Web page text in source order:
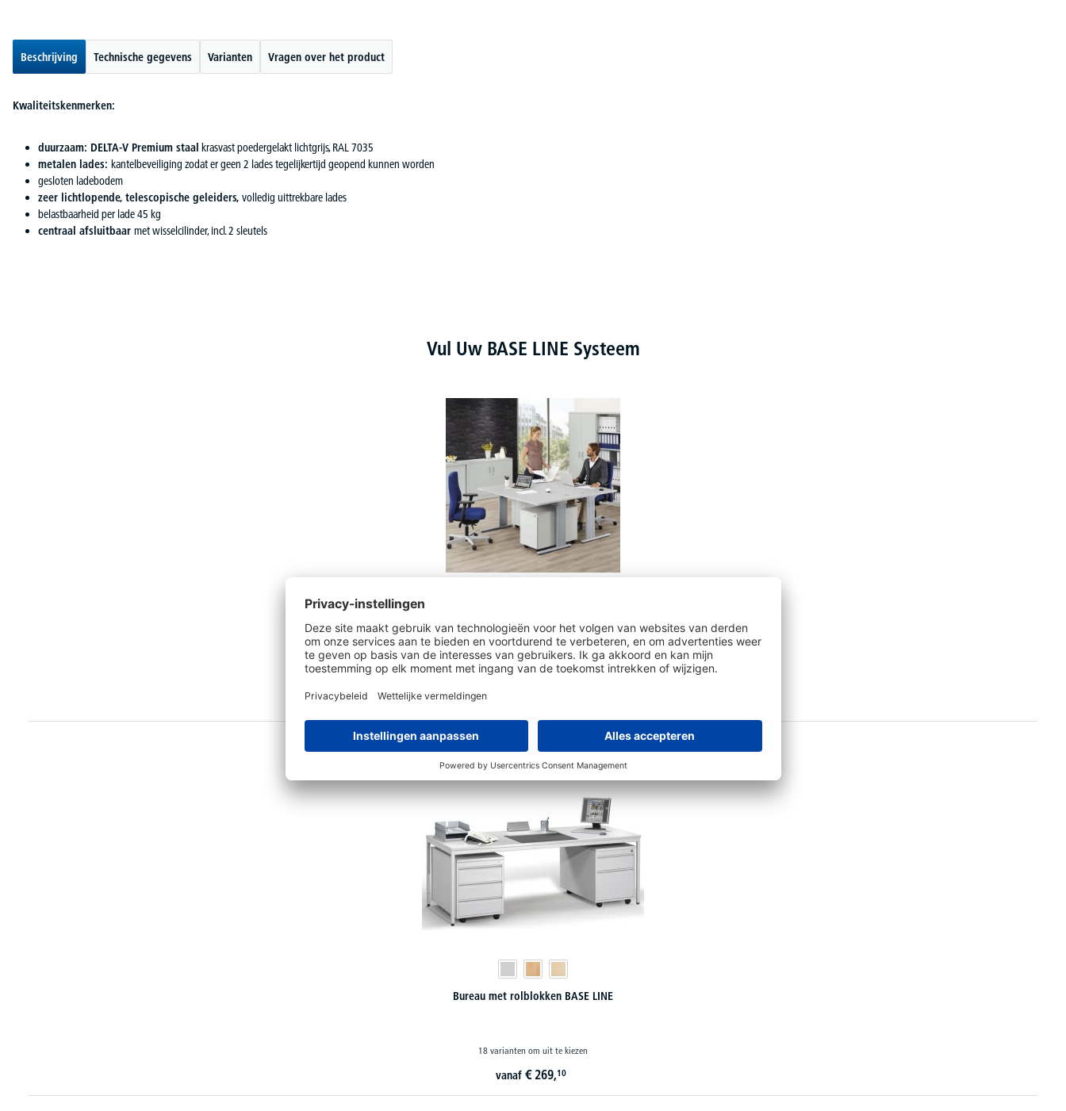
Beschrijving Technische gegevens Varianten Vragen over het product
Kwaliteitskenmerken:
duurzaam: DELTA-V Premium staal krasvast poedergelakt lichtgrijs, RAL 7035
metalen lades: kantelbeveiliging zodat er geen 2 lades tegelijkertijd geopend kunnen worden
gesloten ladebodem
zeer lichtlopende, telescopische geleiders, volledig uittrekbare lades
belastbaarheid per lade 45 kg
centraal afsluitbaar met wisselcilinder, incl. 2 sleutels
Vul Uw BASE LINE Systeem
Bureau COMFORT M
15 varianten om uit te kiezen
Bureau met rolblokken BASE LINE
18 varianten om uit te kiezen
vanaf € 269,10